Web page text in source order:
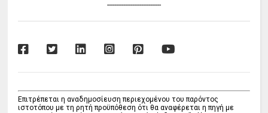
------------------------------
Επιτρέπεται η αναδημοσίευση περιεχομένου του παρόντος
ιστοτόπου με τη ρητή προϋπόθεση ότι θα αναφέρεται η πηγή με